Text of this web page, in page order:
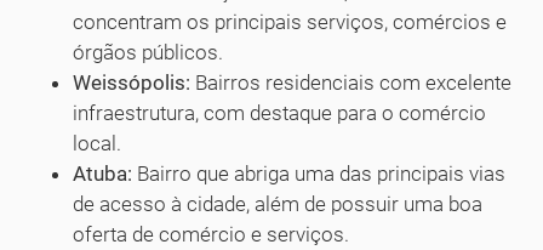
concentram os principais serviços, comércios e
órgãos públicos.
Weissópolis: Bairros residenciais com excelente
infraestrutura, com destaque para o comércio
local.
Atuba: Bairro que abriga uma das principais vias
de acesso à cidade, além de possuir uma boa
oferta de comércio e serviços.